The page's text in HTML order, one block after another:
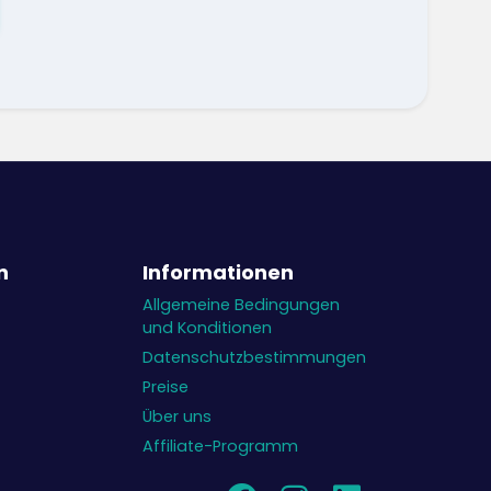
Informationen
Allgemeine Bedingungen
und Konditionen
Datenschutzbestimmungen
Preise
Über uns
Affiliate-Programm